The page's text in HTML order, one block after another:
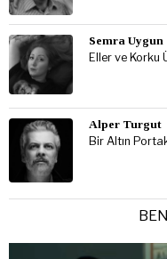
Semra Uygun
Eller ve Korku
Alper Turgut
Bir Altın